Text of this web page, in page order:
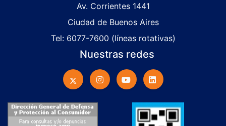
Av. Corrientes 1441
Ciudad de Buenos Aires
Tel: 6077-7600 (líneas rotativas)
Nuestras redes